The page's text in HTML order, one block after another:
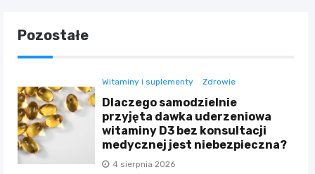
Pozostałe
Witaminy i suplementy Zdrowie
Dlaczego samodzielnie
przyjęta dawka uderzeniowa
witaminy D3 bez konsultacji
medycznej jest niebezpieczna?
4 sierpnia 2026